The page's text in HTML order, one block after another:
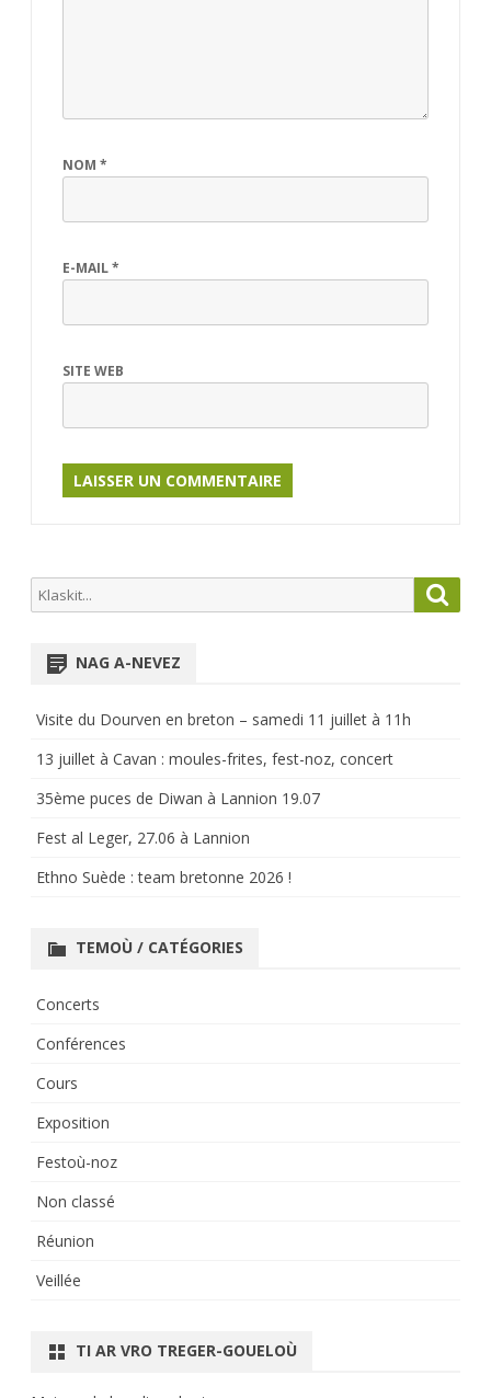
NOM *
E-MAIL*
SITE WEB
Search
for:
NAG A-NEVEZ
Visite du Dourven en breton – samedi 11 juillet à 11h
13 juillet à Cavan : moules-frites, fest-noz, concert
35ème puces de Diwan à Lannion 19.07
Fest al Leger, 27.06 à Lannion
Ethno Suède : team bretonne 2026 !
TEMOÙ / CATÉGORIES
Concerts
Conférences
Cours
Exposition
Festoù-noz
Non classé
Réunion
Veillée
TI AR VRO TREGER-GOUELOÙ